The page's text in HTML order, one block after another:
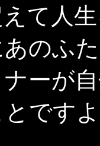
て人
あのふ
ーが
です